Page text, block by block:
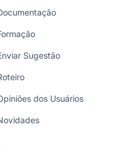
Sugestão
dos Usuários